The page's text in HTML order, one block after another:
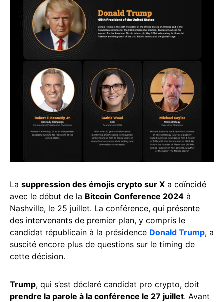
La suppression des émojis crypto sur X a coïncidé
avec le début de la Bitcoin Conference 2024 à
Nashville, le 25 juillet. La conférence, qui présente
des intervenants de premier plan, y compris le
candidat républicain à la présidence Donald Trump, a
suscité encore plus de questions sur le timing de
cette décision.
Trump, qui s’est déclaré candidat pro crypto, doit
prendre la parole à la conférence le 27 juillet. Avant